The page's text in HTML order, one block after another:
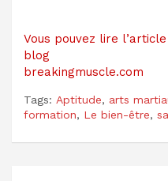
Vous pouvez lire
blog
breakingmuscle.com
Tags: Aptitude, arts
formation, Le bien-être,